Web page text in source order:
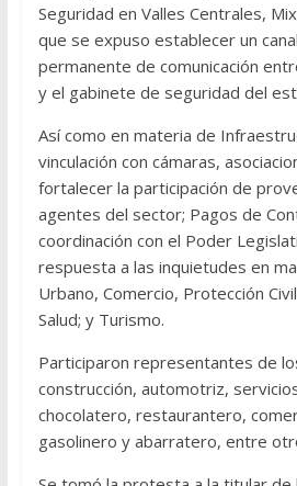
Seguridad en Valles Centrales,
que se expuso establecer un
permanente de comunicación
y el gabinete de seguridad del
Así como en materia de
vinculación con cámaras,
fortalecer la participación de
agentes del sector; Pagos de
coordinación con el Poder
respuesta a las inquietudes en
Urbano, Comercio, Protección
Salud; y Turismo.
Participaron representantes de
construcción, automotriz,
chocolatero, restaurantero,
gasolinero y abarratero, entre